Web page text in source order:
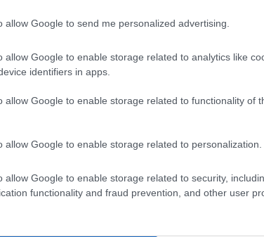
allow Google to send me personalized advertising.
allow Google to enable storage related to analytics like
identifiers in apps.
allow Google to enable storage related to functionality of
allow Google to enable storage related to personalization.
allow Google to enable storage related to security,
functionality and fraud prevention, and other user
¿Cuál es el futuro para estos trabajadores?
han tenido la misma suerte. Aproximadamente
visto aumentos por debajo de la media, con
a alrededor de **3,39 millones de
recuperar su poder adquisitivo. Y si esto no
la congelación de sus sueldos, lo que
compra.